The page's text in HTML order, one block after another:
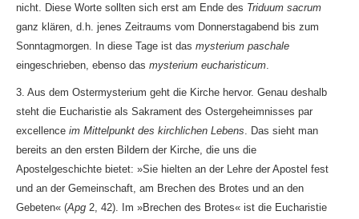
nicht. Diese Worte sollten sich erst am Ende des Triduum sacrum
ganz klären, d.h. jenes Zeitraums vom Donnerstagabend bis zum
Sonntagmorgen. In diese Tage ist das mysterium paschale
eingeschrieben, ebenso das mysterium eucharisticum
3. Aus dem Ostermysterium geht die Kirche hervor. Genau deshalb
steht die Eucharistie als Sakrament des Ostergeheimnisses par
excellence im Mittelpunkt des kirchlichen Lebens . Das sieht man
bereits an den ersten Bildern der Kirche, die uns die
Apostelgeschichte bietet: »Sie hielten an der Lehre der Apostel fest
und an der Gemeinschaft, am Brechen des Brotes und an den
Gebeten« (Apg 2, 42). Im »Brechen des Brotes« ist die Eucharistie